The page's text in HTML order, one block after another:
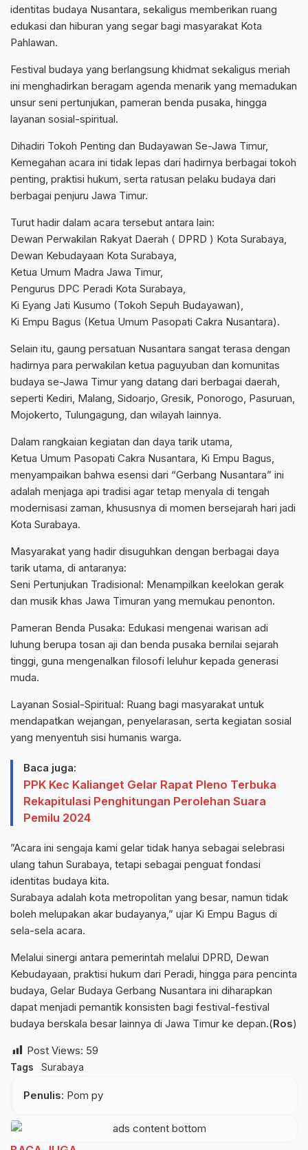
identitas budaya Nusantara, sekaligus memberikan ruang
edukasi dan hiburan yang segar bagi masyarakat Kota
Pahlawan.
​Festival budaya yang berlangsung khidmat sekaligus meriah
ini menghadirkan beragam agenda menarik yang memadukan
unsur seni pertunjukan, pameran benda pusaka, hingga
layanan sosial-spiritual.
​Dihadiri Tokoh Penting dan Budayawan Se-Jawa Timur,
​Kemegahan acara ini tidak lepas dari hadirnya berbagai tokoh
penting, praktisi hukum, serta ratusan pelaku budaya dari
berbagai penjuru Jawa Timur.
Turut hadir dalam acara tersebut antara lain:
​Dewan Perwakilan Rakyat Daerah ( DPRD ) Kota Surabaya,
​Dewan Kebudayaan Kota Surabaya,
​Ketua Umum Madra Jawa Timur,
​Pengurus DPC Peradi Kota Surabaya,
​Ki Eyang Jati Kusumo (Tokoh Sepuh Budayawan),
​Ki Empu Bagus (Ketua Umum Pasopati Cakra Nusantara).
​Selain itu, gaung persatuan Nusantara sangat terasa dengan
hadirnya para perwakilan ketua paguyuban dan komunitas
budaya se-Jawa Timur yang datang dari berbagai daerah,
seperti Kediri, Malang, Sidoarjo, Gresik, Ponorogo, Pasuruan,
Mojokerto, Tulungagung, dan wilayah lainnya.
​Dalam rangkaian kegiatan dan daya tarik utama,
​Ketua Umum Pasopati Cakra Nusantara, Ki Empu Bagus,
menyampaikan bahwa esensi dari “Gerbang Nusantara” ini
adalah menjaga api tradisi agar tetap menyala di tengah
modernisasi zaman, khususnya di momen bersejarah hari jadi
Kota Surabaya.
​Masyarakat yang hadir disuguhkan dengan berbagai daya
tarik utama, di antaranya:
​Seni Pertunjukan Tradisional: Menampilkan keelokan gerak
dan musik khas Jawa Timuran yang memukau penonton.
​Pameran Benda Pusaka: Edukasi mengenai warisan adi
luhung berupa tosan aji dan benda pusaka bernilai sejarah
tinggi, guna mengenalkan filosofi leluhur kepada generasi
muda.
​Layanan Sosial-Spiritual: Ruang bagi masyarakat untuk
mendapatkan wejangan, penyelarasan, serta kegiatan sosial
yang menyentuh sisi humanis warga.
Baca juga:
PPK Kec Kalianget Gelar Rapat Pleno Terbuka
Rekapitulasi Penghitungan Perolehan Suara
Pemilu 2024
​”Acara ini sengaja kami gelar tidak hanya sebagai selebrasi
ulang tahun Surabaya, tetapi sebagai penguat fondasi
identitas budaya kita.
Surabaya adalah kota metropolitan yang besar, namun tidak
boleh melupakan akar budayanya,” ujar Ki Empu Bagus di
sela-sela acara.
​Melalui sinergi antara pemerintah melalui DPRD, Dewan
Kebudayaan, praktisi hukum dari Peradi, hingga para pencinta
budaya, Gelar Budaya Gerbang Nusantara ini diharapkan
dapat menjadi pemantik konsisten bagi festival-festival
budaya berskala besar lainnya di Jawa Timur ke depan.(Ros)
Post Views: 59
Tags Surabaya
Penulis: Pom py